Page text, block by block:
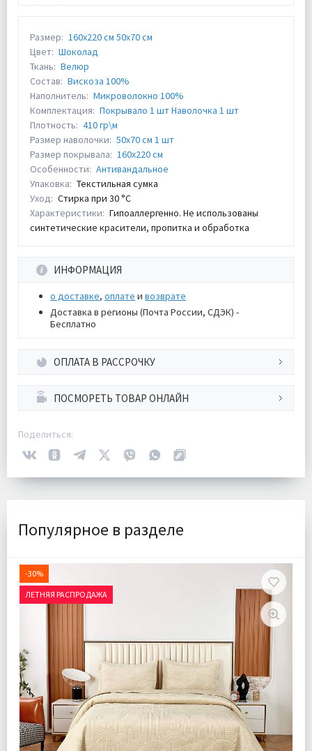
Размер: 160х220 см 50х70 см
Цвет: Шоколад
Ткань: Велюр
Состав: Вискоза 100%
Наполнитель: Микроволокно 100%
Комплектация: Покрывало 1 шт Наволочка 1 шт
Плотность: 410 гр\м
Размер наволочки: 50х70 см 1 шт
Размер покрывала: 160х220 см
Особенности: Антивандальное
Упаковка: Текстильная сумка
Уход: Стирка при 30 °С
Характеристики: Гипоаллергенно. Не использованы
синтетические красители, пропитка и обработка
ИНФОРМАЦИЯ
о доставке, оплате и возврате
Доставка в регионы (Почта России, СДЭК) -
Бесплатно
ОПЛАТА В РАССРОЧКУ
ПОСМОРЕТЬ ТОВАР ОНЛАЙН
Поделиться:
Популярное в разделе
-30%
ЛЕТНЯЯ РАСПРОДАЖА